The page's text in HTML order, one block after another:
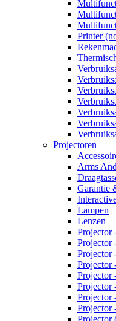
Printer
Projectoren
Arms
Garantie
Lampen
Lenzen
Projector
Projector
Projector
Projector
Projector
Projector
Projector
Projector
Projector